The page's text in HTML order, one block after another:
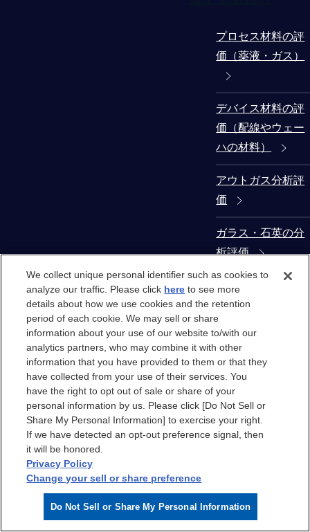
プロセス材料の評
価（薬液・ガス）
デバイス材料の評
価（配線やウェー
ハの材料）
アウトガス分析評
価
ガラス・石英の分
析評価
コンタミネーショ
ン・異物解析
製造装置部材から
の抽出物・溶出物
評価
クリーンルーム
クリーンルームエ
アのケミカル汚染
We collect unique personal identifier such as cookies to
analyze our traffic. Please click here to see more
details about how we use cookies and the retention
period of each cookie. We may sell or share
information about your use of our website to/with our
analytics partners, who may combine it with other
information that you have provided to them or that they
have collected from your use of their services. You
have the right to opt out of sale or share of your
personal information by us. Please click [Do Not Sell or
Share My Personal Information] to exercise your right.
If we have detected an opt-out preference signal, then
it will be honored.
Privacy Policy
Change your sell or share preference
Do Not Sell or Share My Personal Information